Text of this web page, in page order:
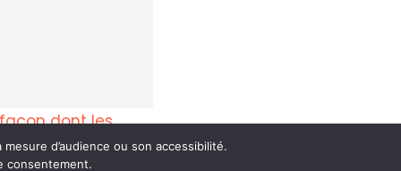
dont les
d’audience ou son accessibilité.
consentement.